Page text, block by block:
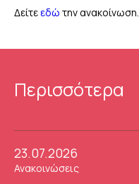
Δείτεεδώ την ανακοίνωση.
Περισσότερα
23.07.2026
Ανακοινώσεις